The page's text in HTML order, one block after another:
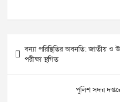
navigation
বন্যা পরিস্থিতির অবনতি: জাতীয় ও
পরীক্ষা স্থগিত
পুলিশ সদর